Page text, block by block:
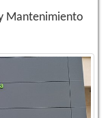
Mantenimiento